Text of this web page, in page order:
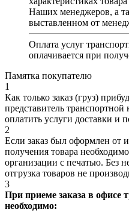
Наших менеджеров, а
выставленном от
Оплата услуг
оплачивается при
Памятка покупателю
1
Как только заказ (груз)
представитель
оплатить услуги доставки и
2
Если заказ был оформлен от
получения товара
организации с печатью. Без
отгрузка товаров не
3
При приеме заказа в офисе
необходимо: